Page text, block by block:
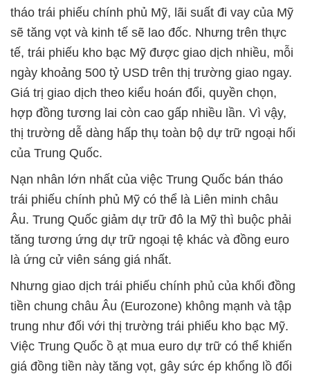
tháo trái phiếu chính phủ Mỹ, lãi suất đi vay của Mỹ
sẽ tăng vọt và kinh tế sẽ lao đốc. Nhưng trên thực
tế, trái phiếu kho bạc Mỹ được giao dịch nhiều, mỗi
ngày khoảng 500 tỷ USD trên thị trường giao ngay.
Giá trị giao dịch theo kiểu hoán đổi, quyền chọn,
hợp đồng tương lai còn cao gấp nhiều lần. Vì vậy,
thị trường dễ dàng hấp thụ toàn bộ dự trữ ngoại hối
của Trung Quốc.
Nạn nhân lớn nhất của việc Trung Quốc bán tháo
trái phiếu chính phủ Mỹ có thể là Liên minh châu
Âu. Trung Quốc giảm dự trữ đô la Mỹ thì buộc phải
tăng tương ứng dự trữ ngoại tệ khác và đồng euro
là ứng cử viên sáng giá nhất.
Nhưng giao dịch trái phiếu chính phủ của khối đồng
tiền chung châu Âu (Eurozone) không mạnh và tập
trung như đối với thị trường trái phiếu kho bạc Mỹ.
Việc Trung Quốc ồ ạt mua euro dự trữ có thể khiến
giá đồng tiền này tăng vọt, gây sức ép khổng lồ đối